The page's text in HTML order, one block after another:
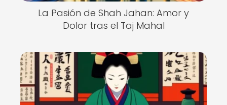
La Pasión de Shah Jahan: Amor y
Dolor tras el Taj Mahal